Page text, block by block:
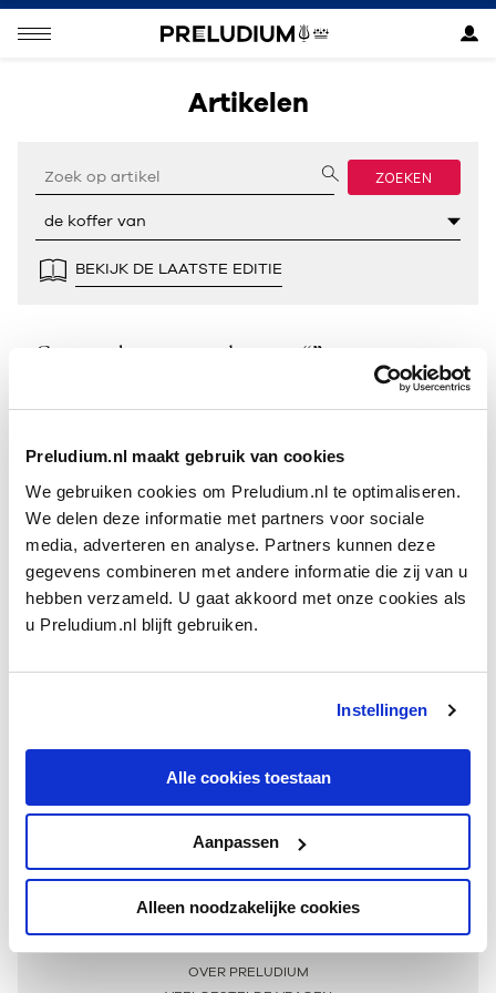
Preludium.nl maakt gebruik van cookies
We gebruiken cookies om Preludium.nl te optimaliseren.
We delen deze informatie met partners voor sociale
media, adverteren en analyse. Partners kunnen deze
gegevens combineren met andere informatie die zij van u
hebben verzameld. U gaat akkoord met onze cookies als
u Preludium.nl blijft gebruiken.
Instellingen
Alle cookies toestaan
Aanpassen
Alleen noodzakelijke cookies
Artikelen
ZOEKEN
BEKIJK DE LAATSTE EDITIE
Geen resultaten gevonden voor “”.
Meer informatie
OVER PRELUDIUM